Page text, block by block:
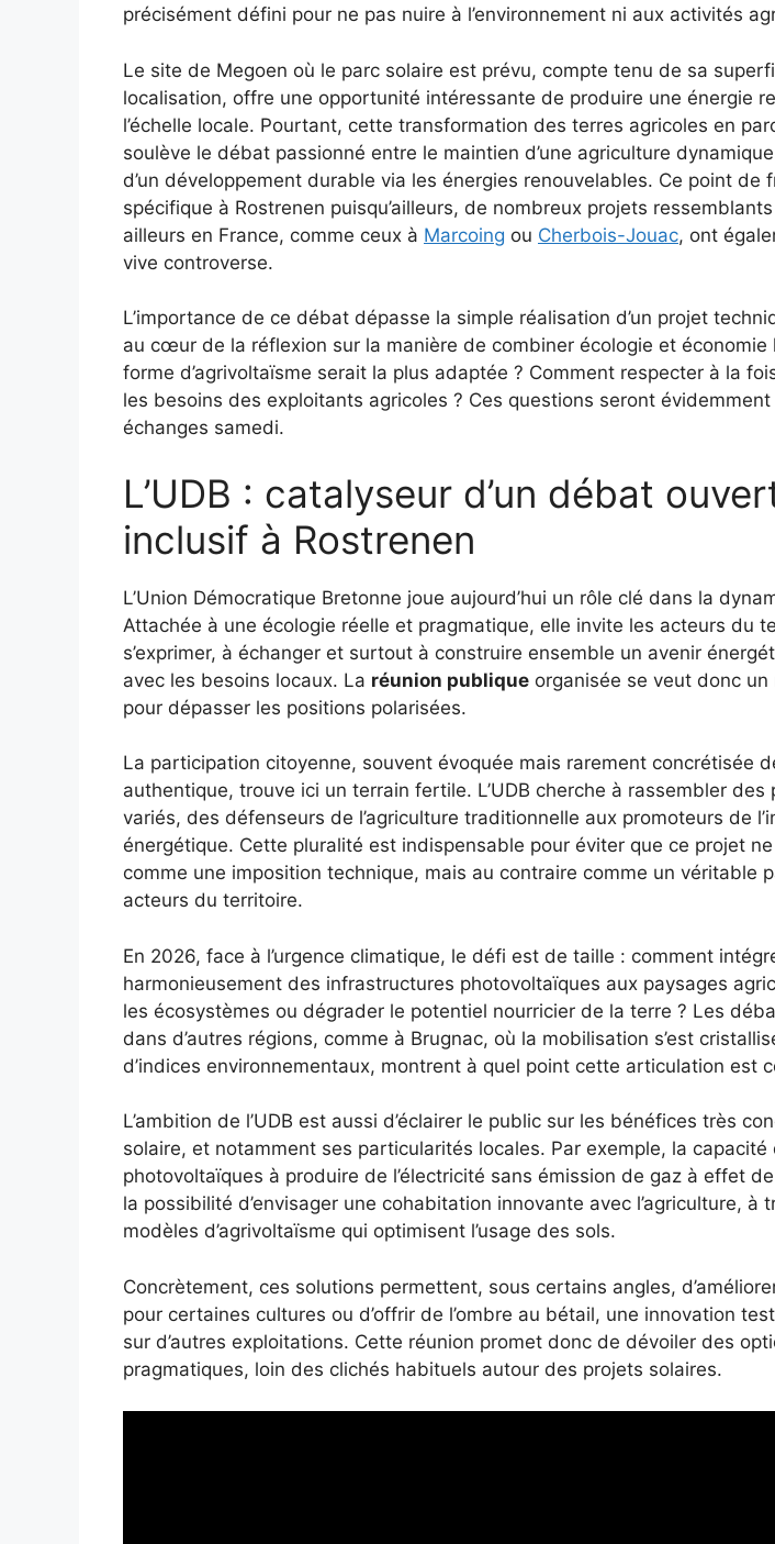
précisément défini pour ne pas nuire à l’environnement ni aux activités
Le site de Megoen où le parc solaire est prévu, compte tenu de sa
localisation, offre une opportunité intéressante de produire une énergie
l’échelle locale. Pourtant, cette transformation des terres agricoles en
soulève le débat passionné entre le maintien d’une agriculture
d’un développement durable via les énergies renouvelables. Ce point de
spécifique à Rostrenen puisqu’ailleurs, de nombreux projets
ailleurs en France, comme ceux à Marcoing ou Cherbois-Jouac, ont
vive controverse.
L’importance de ce débat dépasse la simple réalisation d’un projet
au cœur de la réflexion sur la manière de combiner écologie et économie
forme d’agrivoltaïsme serait la plus adaptée ? Comment respecter à la
les besoins des exploitants agricoles ? Ces questions seront
échanges samedi.
L’UDB : catalyseur d’un débat
inclusif à Rostrenen
L’Union Démocratique Bretonne joue aujourd’hui un rôle clé dans la
Attachée à une écologie réelle et pragmatique, elle invite les acteurs du
s’exprimer, à échanger et surtout à construire ensemble un avenir
avec les besoins locaux. La réunion publique organisée se veut donc
pour dépasser les positions polarisées.
La participation citoyenne, souvent évoquée mais rarement concrétisée
authentique, trouve ici un terrain fertile. L’UDB cherche à rassembler des
variés, des défenseurs de l’agriculture traditionnelle aux promoteurs de
énergétique. Cette pluralité est indispensable pour éviter que ce projet
comme une imposition technique, mais au contraire comme un véritable
acteurs du territoire.
En 2026, face à l’urgence climatique, le défi est de taille : comment
harmonieusement des infrastructures photovoltaïques aux paysages
les écosystèmes ou dégrader le potentiel nourricier de la terre ? Les
dans d’autres régions, comme à Brugnac, où la mobilisation s’est
d’indices environnementaux, montrent à quel point cette articulation est
L’ambition de l’UDB est aussi d’éclairer le public sur les bénéfices très
solaire, et notamment ses particularités locales. Par exemple, la capacité
photovoltaïques à produire de l’électricité sans émission de gaz à effet
la possibilité d’envisager une cohabitation innovante avec l’agriculture, à
modèles d’agrivoltaïsme qui optimisent l’usage des sols.
Concrètement, ces solutions permettent, sous certains angles,
pour certaines cultures ou d’offrir de l’ombre au bétail, une innovation
sur d’autres exploitations. Cette réunion promet donc de dévoiler des
pragmatiques, loin des clichés habituels autour des projets solaires.